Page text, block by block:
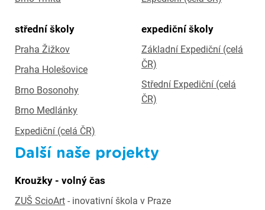
střední školy
Praha Žižkov
Praha Holešovice
Brno Bosonohy
Brno Medlánky
Expediční (celá ČR)
expediční školy
Základní Expediční (celá
ČR)
Střední Expediční (celá
ČR)
Další naše projekty
Kroužky - volný čas
ZUŠ ScioArt - inovativní škola v Praze